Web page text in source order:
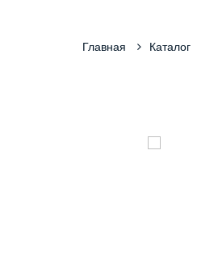
Главная Каталог